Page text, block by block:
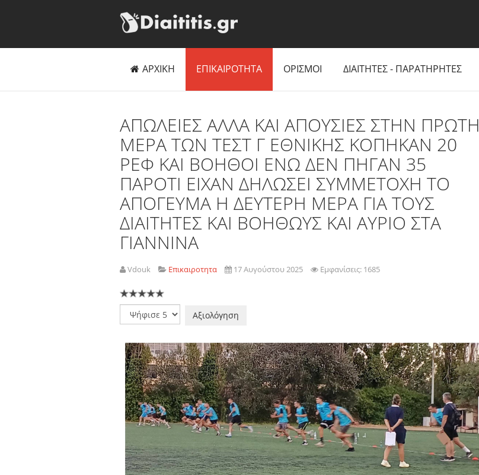
ΑΡΧΙΚΗ ΕΠΙΚΑΙΡΟΤΗΤΑ ΟΡΙΣΜΟΙ ΔΙΑΙΤΗΤΕΣ - ΠΑΡΑΤΗΡΗΤΕΣ
AΠΩΛΕΙΕΣ ΑΛΛΑ ΚΑΙ ΑΠΟΥΣΙΕΣ ΣΤΗΝ ΠΡΩΤΗ
ΜΕΡΑ ΤΩΝ ΤΕΣΤ Γ ΕΘΝΙΚΗΣ ΚΟΠΗΚΑΝ 20
ΡΕΦ ΚΑΙ ΒΟΗΘΟΙ ΕΝΩ ΔΕΝ ΠΗΓΑΝ 35
ΠΑΡΟΤΙ ΕΙΧΑΝ ΔΗΛΩΣΕΙ ΣΥΜΜΕΤΟΧΗ ΤΟ
ΑΠΟΓΕΥΜΑ Η ΔΕΥΤΕΡΗ ΜΕΡΑ ΓΙΑ ΤΟΥΣ
ΔΙΑΙΤΗΤΕΣ ΚΑΙ ΒΟΗΘΩΥΣ ΚΑΙ ΑΥΡΙΟ ΣΤΑ
ΓΙΑΝΝΙΝΑ
Vdouk Επικαιροτητα 17 Αυγούστου 2025 Εμφανίσεις: 1685
Παρακαλώ
αξιολογήστε